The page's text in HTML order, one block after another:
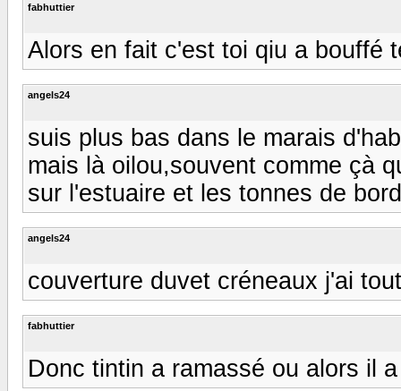
fabhuttier
Alors en fait c'est toi qiu a bouffé
angels24
suis plus bas dans le marais
mais là oilou,souvent comme çà
sur l'estuaire et les tonnes de
angels24
couverture duvet créneaux j'ai
fabhuttier
Donc tintin a ramassé ou alors il